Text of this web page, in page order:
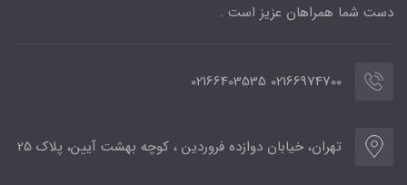
دست شما همراهان عزیز است .
02166974700 02166403535
تهران، خیابان دوازده فروردین ، کوچه بهشت آیین، پلاک 25